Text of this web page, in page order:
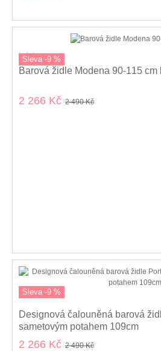
Sleva -9 %
kolekce
Barová židle Modena 90-115 cm
2 266 Kč 2 490 Kč
Sleva -9 %
Designová čalouněná barová
sametovým potahem 109cm
2 266 Kč 2 490 Kč